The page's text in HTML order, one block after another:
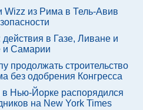
Wizz из Рима в Тель-Авив
в Газе, Ливане и
и Самарии
продолжать строительство
без одобрения Конгресса
в Нью-Йорке распорядился
на New York Times